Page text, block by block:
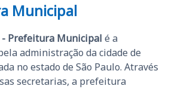
Municipal
- Prefeitura Municipal é a
administração da cidade de
no estado de São Paulo. Através
secretarias, a prefeitura